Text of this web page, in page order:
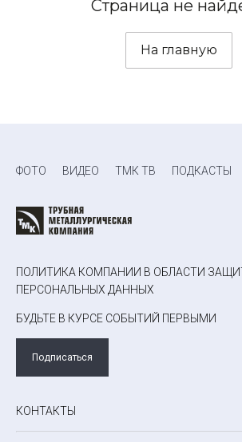
Страница не
На главную
ФОТО ВИДЕО ТМК ТВ ПОДКАСТЫ
ПОЛИТИКА КОМПАНИИ В ОБЛАСТИ
ПЕРСОНАЛЬНЫХ ДАННЫХ
БУДЬТЕ В КУРСЕ СОБЫТИЙ ПЕРВЫМИ
Подписаться
КОНТАКТЫ